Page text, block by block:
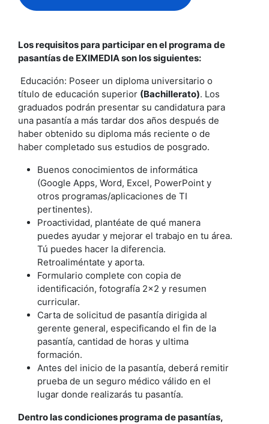
Los requisitos para participar en el programa de
pasantías de EXIMEDIA son los siguientes:
Educación: Poseer un diploma universitario o
título de educación superior (Bachillerato). Los
graduados podrán presentar su candidatura para
una pasantía a más tardar dos años después de
haber obtenido su diploma más reciente o de
haber completado sus estudios de posgrado.
Buenos conocimientos de informática
(Google Apps, Word, Excel, PowerPoint y
otros programas/aplicaciones de TI
pertinentes).
Proactividad, plantéate de qué manera
puedes ayudar y mejorar el trabajo en tu área.
Tú puedes hacer la diferencia.
Retroaliméntate y aporta.
Formulario complete con copia de
identificación, fotografía 2x2 y resumen
curricular.
Carta de solicitud de pasantía dirigida al
gerente general, especificando el fin de la
pasantía, cantidad de horas y ultima
formación.
Antes del inicio de la pasantía, deberá remitir
prueba de un seguro médico válido en el
lugar donde realizarás tu pasantía.
Dentro las condiciones programa de pasantías,